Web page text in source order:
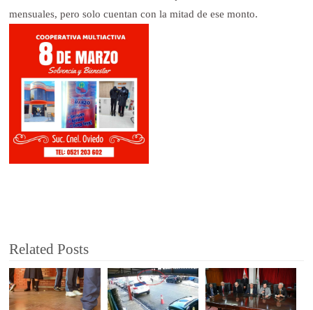
mensuales, pero solo cuentan con la mitad de ese monto.
Related Posts